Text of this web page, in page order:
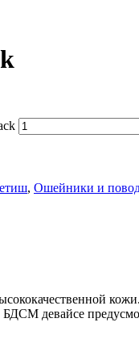
, Ошейники и
БДСМ девайсе